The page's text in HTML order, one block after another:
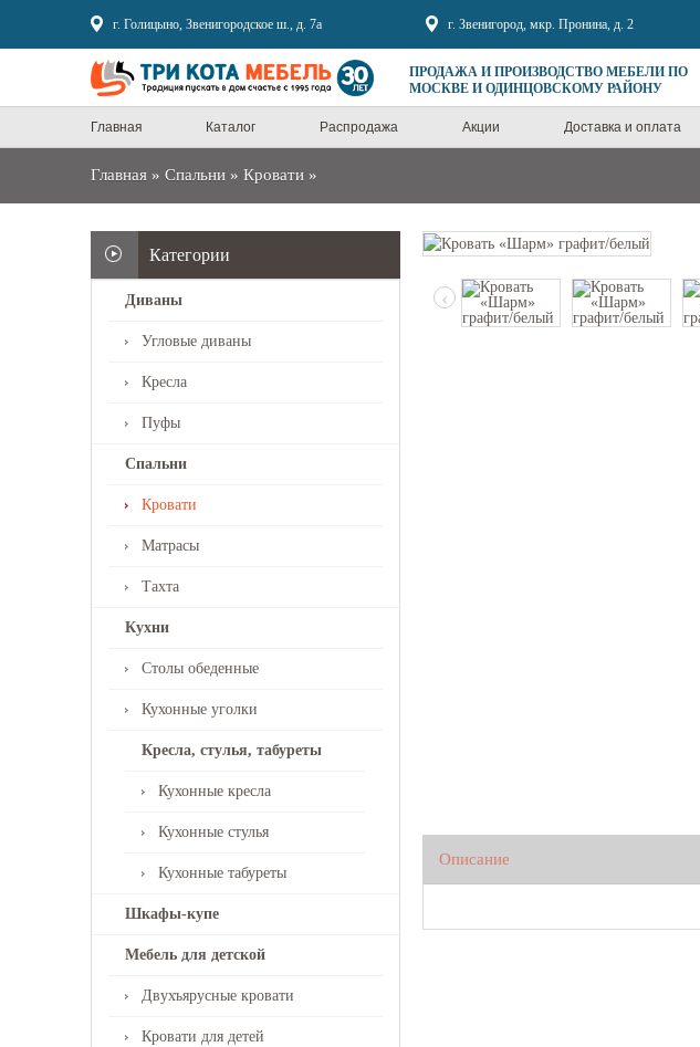
г. Голицыно, Звенигородское ш., д. 7а г. Звенигород, мкр. Пронина, д. 2
ПРОДАЖА И ПРОИЗВОДСТВО МЕБЕЛИ ПО
МОСКВЕ И ОДИНЦОВСКОМУ РАЙОНУ
Главная Каталог Распродажа Акции Доставка и оплата
Главная » Спальни » Кровати »
Категории
Диваны
Угловые диваны
Кресла
Пуфы
Спальни
Кровати
Матрасы
Тахта
Кухни
Столы обеденные
Кухонные уголки
Кресла, стулья, табуреты
Кухонные кресла
Кухонные стулья
Кухонные табуреты
Шкафы-купе
Мебель для детской
Двухъярусные кровати
Кровати для детей
‹
Описание